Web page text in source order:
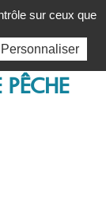
sur ceux que
Personnaliser